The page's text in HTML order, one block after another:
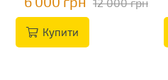
Купити